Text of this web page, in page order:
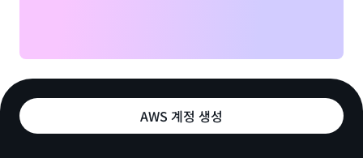
AWS 계정 생성